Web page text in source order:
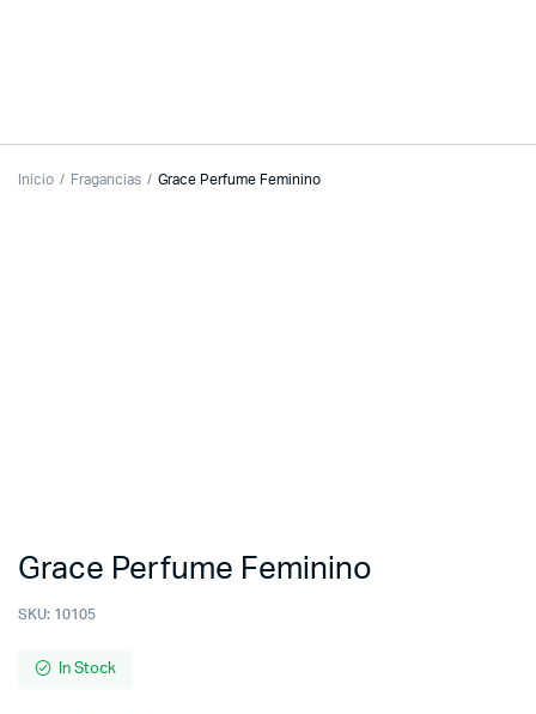
Inicio Fragancias Grace Perfume Feminino
Grace Perfume Feminino
SKU: 10105
In Stock